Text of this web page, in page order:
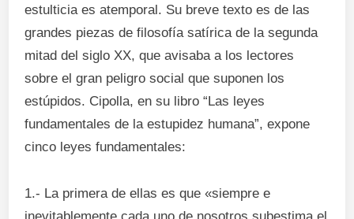
estulticia es atemporal. Su breve texto es de las
grandes piezas de filosofía satírica de la segunda
mitad del siglo XX, que avisaba a los lectores
sobre el gran peligro social que suponen los
estúpidos. Cipolla, en su libro “Las leyes
fundamentales de la estupidez humana”, expone
cinco leyes fundamentales:
1.- La primera de ellas es que «siempre e